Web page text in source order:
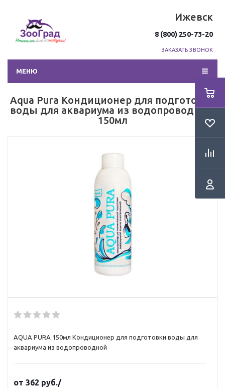
Ижевск
8 (800) 250-73-20
ЗАКАЗАТЬ ЗВОНОК
МЕНЮ
Aqua Pura Кондиционер для подготовки
воды для аквариума из водопроводной,
150мл
AQUA PURA 150мл Кондиционер для подготовки воды для
аквариума из водопроводной
от 362 руб./